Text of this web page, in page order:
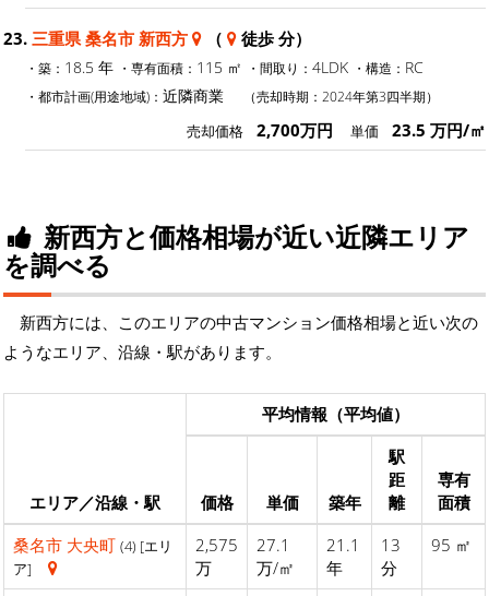
23. 三重県 桑名市 新西方 （ 徒歩 分）
・築： 18.5 年 ・専有面積： 115 ㎡ ・間取り： 4LDK ・構造： RC
・都市計画(用途地域)： 近隣商業 （売却時期：2024年第3四半期）
売却価格 2,700万円 単価 23.5 万円/㎡
新西方と価格相場が近い近隣エリア
を調べる
新西方には、このエリアの中古マンション価格相場と近い次の
ようなエリア、沿線・駅があります。
エリア／沿線・駅
平均情報（平均値）
価格 単価 築年
駅
距
離
専有
面積
桑名市 大央町 (4) [エリ
ア]
2,575
万
27.1
万/㎡
21.1
年
13
分
95 ㎡